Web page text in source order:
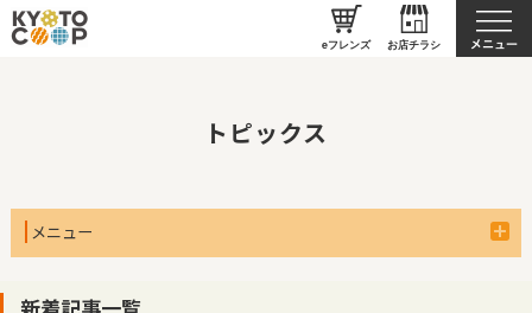
eフレンズ お店チラシ
京都生協について
トピックス
メニュー